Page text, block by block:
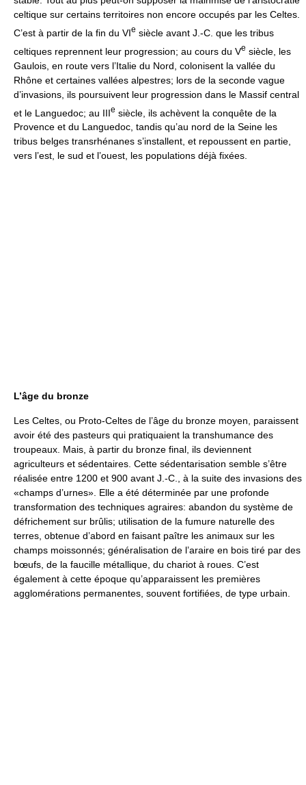
celtique sur certains territoires non encore occupés par les Celtes.
C’est à partir de la fin du VIe siècle avant J.-C. que les tribus
celtiques reprennent leur progression; au cours du Ve siècle, les
Gaulois, en route vers l’Italie du Nord, colonisent la vallée du
Rhône et certaines vallées alpestres; lors de la seconde vague
d’invasions, ils poursuivent leur progression dans le Massif central
et le Languedoc; au IIIe siècle, ils achèvent la conquête de la
Provence et du Languedoc, tandis qu’au nord de la Seine les
tribus belges transrhénanes s’installent, et repoussent en partie,
vers l’est, le sud et l’ouest, les populations déjà fixées.
L’âge du bronze
Les Celtes, ou Proto-Celtes de l’âge du bronze moyen, paraissent
avoir été des pasteurs qui pratiquaient la transhumance des
troupeaux. Mais, à partir du bronze final, ils deviennent
agriculteurs et sédentaires. Cette sédentarisation semble s’être
réalisée entre 1200 et 900 avant J.-C., à la suite des invasions des
«champs d’urnes». Elle a été déterminée par une profonde
transformation des techniques agraires: abandon du système de
défrichement sur brûlis; utilisation de la fumure naturelle des
terres, obtenue d’abord en faisant paître les animaux sur les
champs moissonnés; généralisation de l’araire en bois tiré par des
bœufs, de la faucille métallique, du chariot à roues. C’est
également à cette époque qu’apparaissent les premières
agglomérations permanentes, souvent fortifiées, de type urbain.